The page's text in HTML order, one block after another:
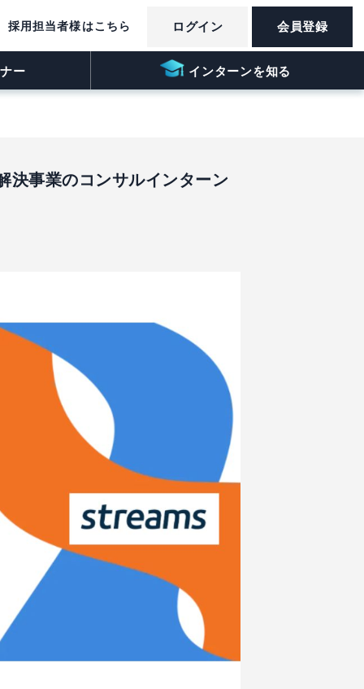
ー インターンを知る
採用担当者様はこちら ログイン 会員登録
決事業のコンサルインターン